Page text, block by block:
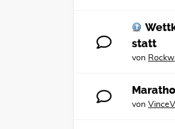
statt
von
von VinceV